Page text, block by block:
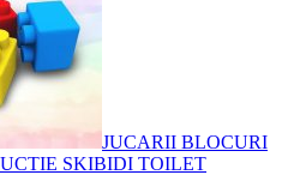
JUCARII BLOCURI
SKIBIDI TOILET